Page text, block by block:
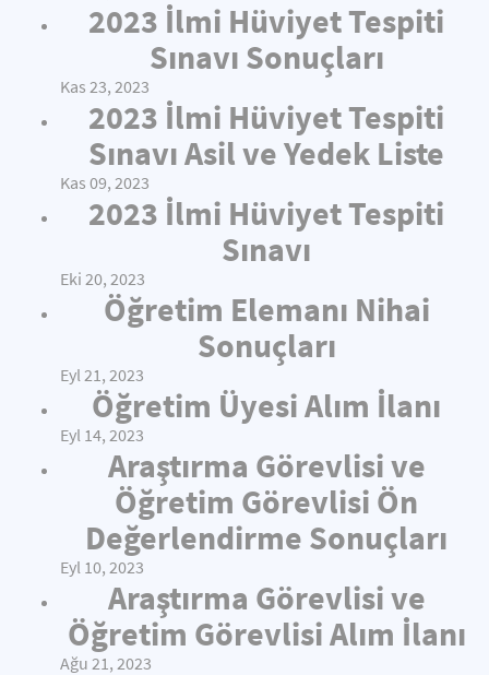
2023 İlmi Hüviyet Tespiti
Sınavı Sonuçları
Kas 23, 2023
2023 İlmi Hüviyet Tespiti
Sınavı Asil ve Yedek Liste
Kas 09, 2023
2023 İlmi Hüviyet Tespiti
Sınavı
Eki 20, 2023
Öğretim Elemanı Nihai
Sonuçları
Eyl 21, 2023
Öğretim Üyesi Alım İlanı
Eyl 14, 2023
Araştırma Görevlisi ve
Öğretim Görevlisi Ön
Değerlendirme Sonuçları
Eyl 10, 2023
Araştırma Görevlisi ve
Öğretim Görevlisi Alım İlanı
Ağu 21, 2023